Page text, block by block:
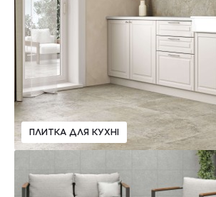
ПЛИТКА ДЛЯ КУХНІ